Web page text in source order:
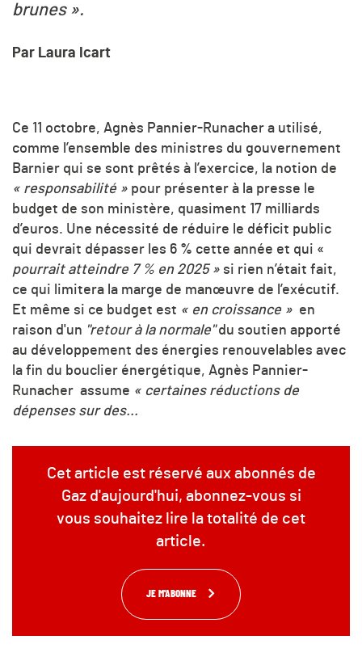
brunes ».
Par Laura Icart
Ce 11 octobre, Agnès Pannier-Runacher a utilisé,
comme l’ensemble des ministres du gouvernement
Barnier qui se sont prêtés à l’exercice, la notion de
« responsabilité » pour présenter à la presse le
budget de son ministère, quasiment 17 milliards
d’euros. Une nécessité de réduire le déficit public
qui devrait dépasser les 6 % cette année et qui «
pourrait atteindre 7 % en 2025 » si rien n’était fait,
ce qui limitera la marge de manœuvre de l’exécutif.
Et même si ce budget est « en croissance » en
raison d'un "retour à la normale"du soutien apporté
au développement des énergies renouvelables avec
la fin du bouclier énergétique, Agnès Pannier-
Runacher assume « certaines réductions de
dépenses sur des...
Cet article est réservé aux abonnés de
Gaz d'aujourd'hui, abonnez-vous si
vous souhaitez lire la totalité de cet
article.
JE M'ABONNE